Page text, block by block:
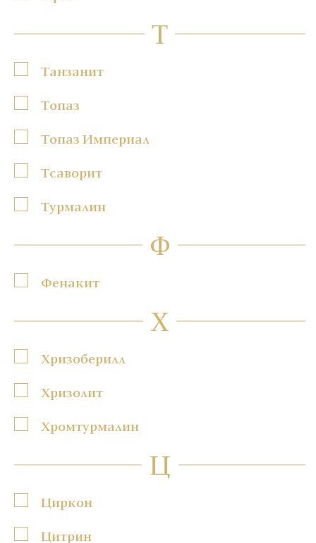
Т
Танзанит
Топаз
Топаз Империал
Тсаворит
Турмалин
Ф
Фенакит
Х
Хризоберилл
Хризолит
Хромтурмалин
Ц
Циркон
Цитрин